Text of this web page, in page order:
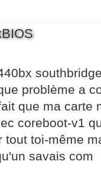
problème a
que ma carte
coreboot-v1
tout toi-même
savais com